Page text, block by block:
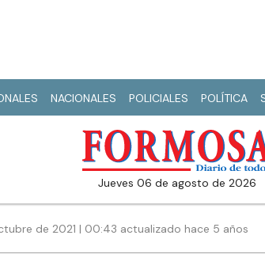
NACIONALES POLICIALES POLÍTICA
jueves 06 de agosto de 2026
de 2021 | 00:43 actualizado hace 5 años